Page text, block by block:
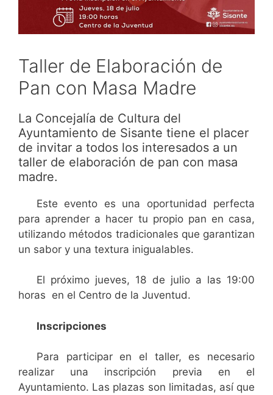
Taller de Elaboración de
Pan con Masa Madre
La Concejalía de Cultura del
Ayuntamiento de Sisante tiene el placer
de invitar a todos los interesados a un
taller de elaboración de pan con masa
madre.
Este evento es una oportunidad perfecta
para aprender a hacer tu propio pan en casa,
utilizando métodos tradicionales que garantizan
un sabor y una textura inigualables.
El próximo jueves, 18 de julio a las 19:00
horas en el Centro de la Juventud.
Inscripciones
Para participar en el taller, es necesario
realizar una inscripción previa en el
Ayuntamiento. Las plazas son limitadas, así que